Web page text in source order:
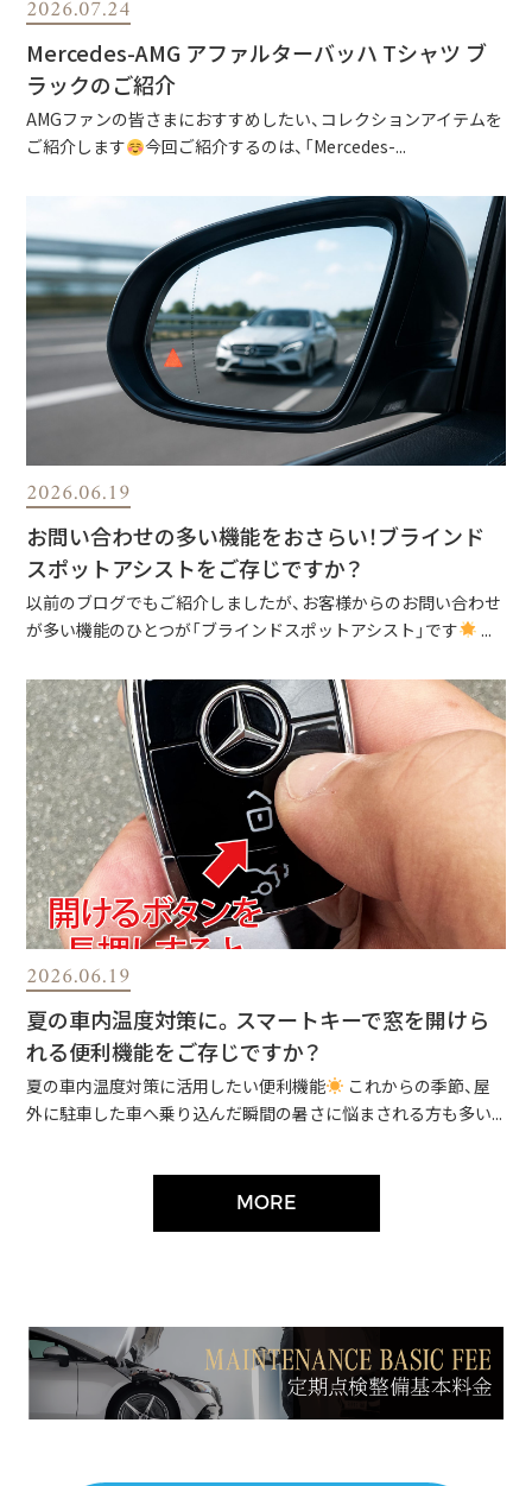
2026.07.24
Mercedes-AMG アファルターバッハ Tシャツ ブ
ラックのご紹介
AMGファンの皆さまにおすすめしたい、コレクションアイテムを
ご紹介します
今回ご紹介するのは、「Mercedes-...
2026.06.19
お問い合わせの多い機能をおさらい！ブラインド
スポットアシストをご存じですか？
以前のブログでもご紹介しましたが、お客様からのお問い合わせ
が多い機能のひとつが「ブラインドスポットアシスト」です
...
2026.06.19
夏の車内温度対策に。スマートキーで窓を開けら
れる便利機能をご存じですか？
夏の車内温度対策に活用したい便利機能
これからの季節、屋
外に駐車した車へ乗り込んだ瞬間の暑さに悩まされる方も多い...
MORE